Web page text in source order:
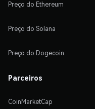
Preço do Ethereum
Preço do Solana
Preço do Dogecoin
Parceiros
CoinMarketCap